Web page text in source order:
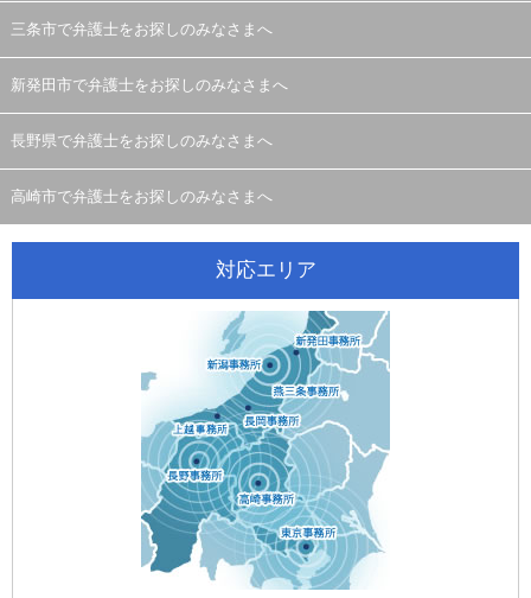
三条市で弁護士をお探しのみなさまへ
新発田市で弁護士をお探しのみなさまへ
長野県で弁護士をお探しのみなさまへ
高崎市で弁護士をお探しのみなさまへ
対応エリア